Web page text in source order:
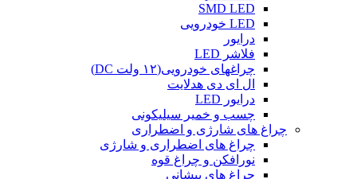
SMD LED
LED خودرویی
درایور
فلاشر LED
چراغهای خودرویی(۱۲ ولت DC)
ال ای دی هدلایت
درایور LED
چسب و خمیر سیلیکونی
چراغ های شارژی و اضطراری
چراغ های اضطراری و شارژی
نورافکن و چراغ قوه
چراغ های پیشانی